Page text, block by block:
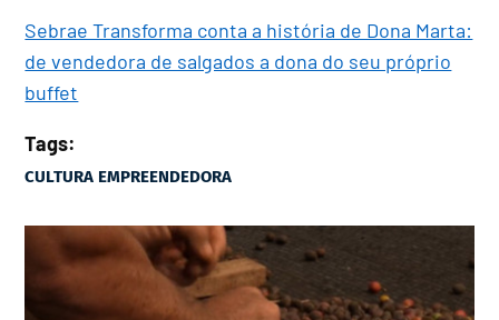
Sebrae Transforma conta a história de Dona Marta:
de vendedora de salgados a dona do seu próprio
buffet
Tags:
CULTURA EMPREENDEDORA